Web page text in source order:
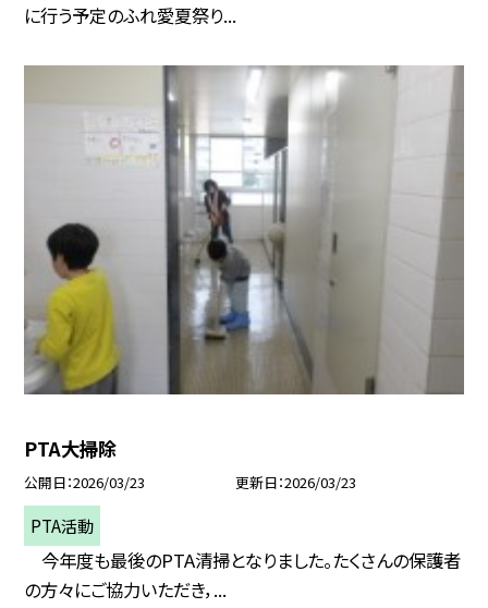
に行う予定のふれ愛夏祭り...
PTA大掃除
公開日 2026/03/23 更新日 2026/03/23
PTA活動
今年度も最後のPTA清掃となりました。たくさんの保護者
の方々にご協力いただき，...